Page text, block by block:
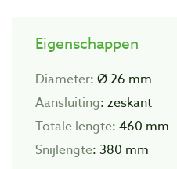
Eigenschappen
Diameter: Ø 26 mm
Aansluiting: zeskant
Totale lengte: 460 mm
Snijlengte: 380 mm